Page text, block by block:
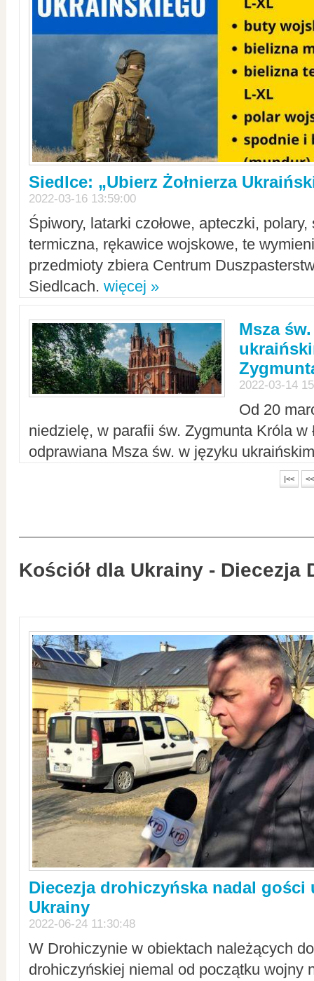
Siedlce: „Ubierz Żołnierza
2022-03-16 13:59:00
Śpiwory, latarki czołowe, apteczki,
termiczna, rękawice wojskowe, te
przedmioty zbiera Centrum
Siedlcach. więcej »
Msza
2022-03-14
Od 20
niedzielę, w parafii św. Zygmunta Króla w
odprawiana Msza św. w języku
|<< <<
Kościół dla Ukrainy - Diecezja
Diecezja drohiczyńska nadal gości
Ukrainy
2022-06-24 11:30:48
W Drohiczynie w obiektach należących
drohiczyńskiej niemal od początku wojny